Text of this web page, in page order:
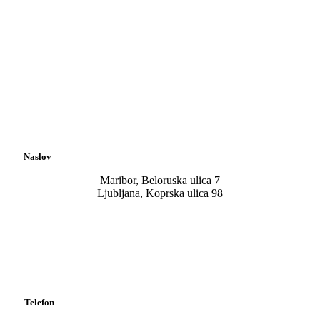
Naslov
Maribor, Beloruska ulica 7
Ljubljana, Koprska ulica 98
Telefon